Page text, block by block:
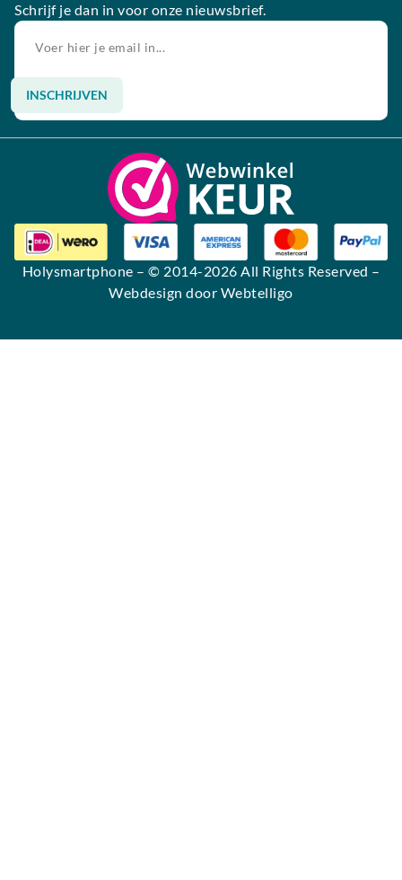
Schrijf je dan in voor onze nieuwsbrief.
INSCHRIJVEN
Alternative:
Holysmartphone – © 2014-2026 All Rights Reserved –
Webdesign door Webtelligo